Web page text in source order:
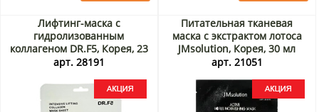
Лифтинг-маска с
гидролизованным
коллагеном DR.F5, Корея, 23
г Акция
арт. 28191
Питательная тканевая
маска с экстрактом лотоса
JMsolution, Корея, 30 мл
Акция
арт. 21051